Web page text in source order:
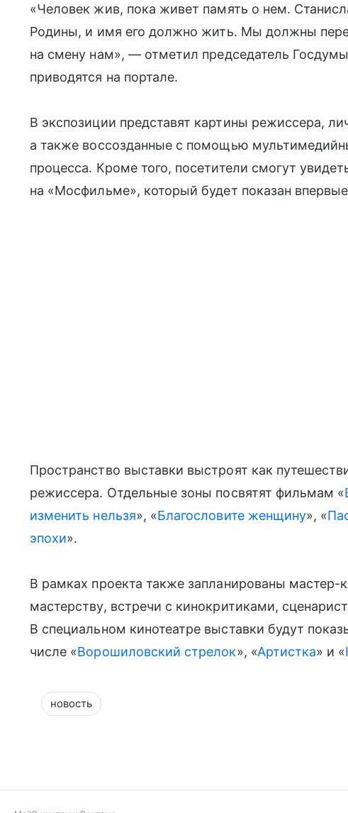
«Человек жив, пока живет память о нем.
Родины, и имя его должно жить. Мы должны
на смену нам», — отметил председатель
приводятся на портале.
В экспозиции представят картины режиссера,
а также воссозданные с помощью
процесса. Кроме того, посетители смогут
на «Мосфильме», который будет показан
Пространство выставки выстроят как
режиссера. Отдельные зоны посвятят фильмам «
изменить нельзя», «Благословите женщину», «
эпохи».
В рамках проекта также запланированы
мастерству, встречи с кинокритиками,
В специальном кинотеатре выставки будут
числе «Ворошиловский стрелок», «Артистка» и «
новость